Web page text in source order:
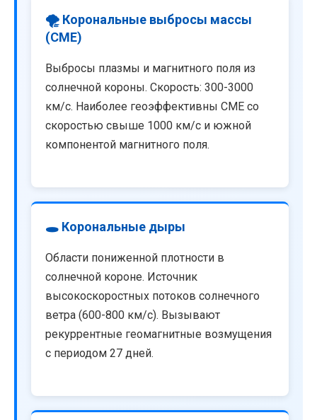
🌪️ Корональные выбросы массы
(CME)
Выбросы плазмы и магнитного поля из
солнечной короны. Скорость: 300-3000
км/с. Наиболее геоэффективны CME со
скоростью свыше 1000 км/с и южной
компонентой магнитного поля.
🕳️ Корональные дыры
Области пониженной плотности в
солнечной короне. Источник
высокоскоростных потоков солнечного
ветра (600-800 км/с). Вызывают
рекуррентные геомагнитные возмущения
с периодом 27 дней.